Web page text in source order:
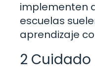
implementen
escuelas
aprendizaje
2